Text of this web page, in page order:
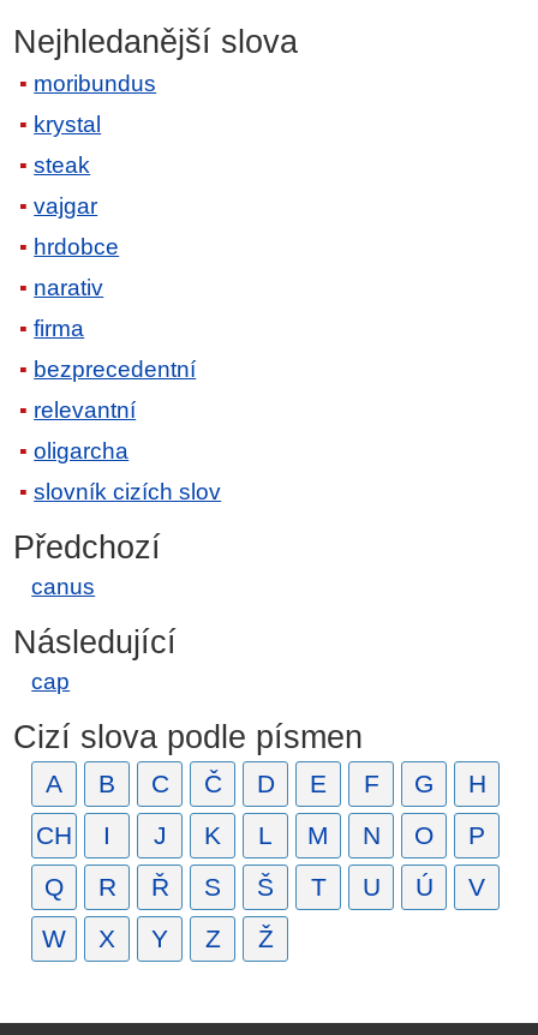
Nejhledanější slova
moribundus
krystal
steak
vajgar
hrdobce
narativ
firma
bezprecedentní
relevantní
oligarcha
slovník cizích slov
Předchozí
canus
Následující
cap
Cizí slova podle písmen
A B C Č D E F G
H
CH
I J K L M N O
P
Q
R Ř S Š T U Ú
V
W
X Y Z Ž